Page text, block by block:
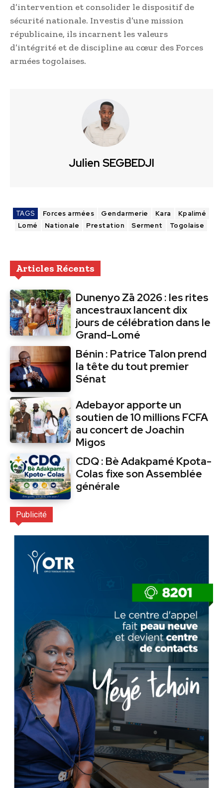
d’intervention et consolider le dispositif de
sécurité nationale. Investis d’une mission
républicaine, ils incarnent les valeurs
d’intégrité et de discipline au cœur des Forces
armées togolaises.
Julien SEGBEDJI
TAGS Forces armées Gendarmerie Kara
Kpalimé
Lomé
Nationale Prestation Serment Togolaise
Articles Récents
Dunenyo Zā 2026 : les rites
ancestraux lancent dix
jours de célébration dans le
Grand-Lomé
Bénin : Patrice Talon prend
la tête du tout premier
Sénat
Adebayor apporte un
soutien de 10 millions FCFA
au concert de Joachin
Migos
CDQ : Bè Adakpamé Kpota-
Colas fixe son Assemblée
générale
Publicité